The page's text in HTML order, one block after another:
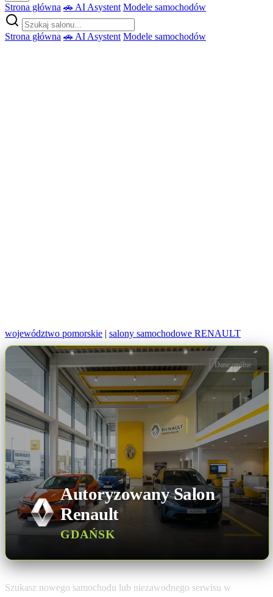
Strona główna 🚗 AI Asystent Modele samochodów
Strona główna 🚗 AI Asystent Modele samochodów
województwo pomorskie | salony samochodowe RENAULT
Autoryzowany Salon
Renault
GDAŃSK
Dane ogólne
Szukasz nowego samochodu lub niezawodnego serwisu w